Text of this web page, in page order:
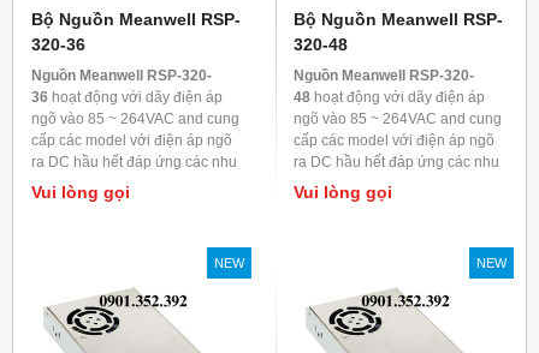
Bộ Nguồn Meanwell RSP-
320-36
Nguồn Meanwell RSP-320-
36 hoạt động với dãy điện áp
ngõ vào 85 ~ 264VAC and cung
cấp các model với điện áp ngõ
ra DC hầu hết đáp ứng các nhu
cầu trong ngành công nghiệp.
Mỗi model được làm mát bằng
Vui lòng gọi
Bộ Nguồn Meanwell RSP-
320-48
Nguồn Meanwell RSP-320-
48 hoạt động với dãy điện áp
ngõ vào 85 ~ 264VAC and cung
cấp các model với điện áp ngõ
ra DC hầu hết đáp ứng các nhu
cầu trong ngành công nghiệp.
Mỗi model được làm mát bằng
Vui lòng gọi
NEW NEW